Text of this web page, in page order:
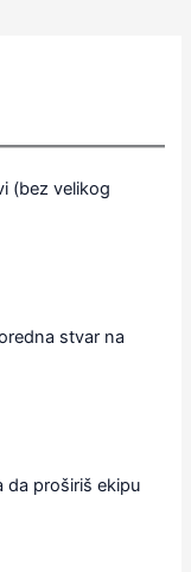
(bez velikog
stvar na
da proširiš ekipu